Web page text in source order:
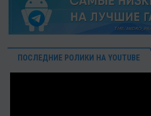
ПОСЛЕДНИЕ РОЛИКИ НА YOUTUBE